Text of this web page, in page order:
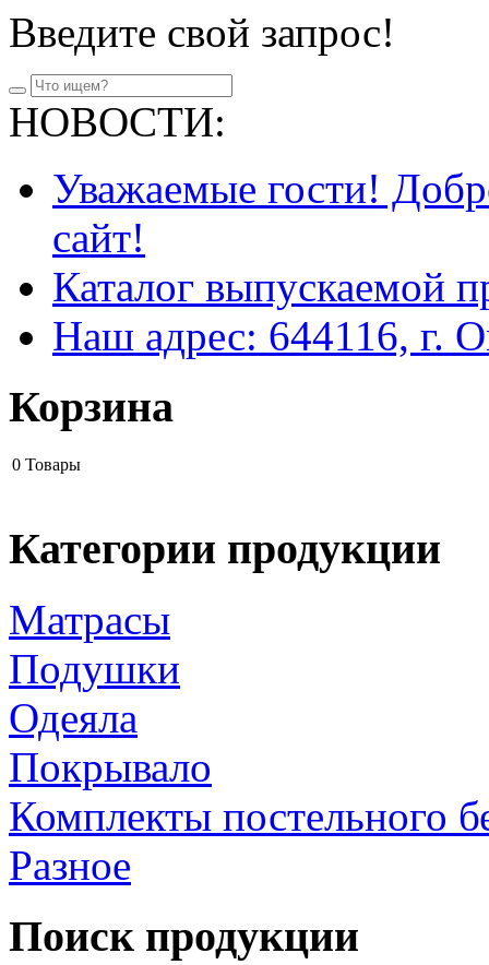
Введите свой запрос!
НОВОСТИ:
Уважаемые гости!
сайт!
Каталог выпускаемой
Наш адрес: 644116, г.
Корзина
0 Товары
Категории продукции
Матрасы
Подушки
Одеяла
Покрывало
Комплекты постельного
Разное
Поиск продукции